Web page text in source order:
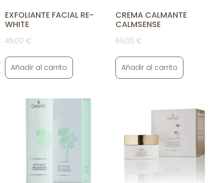
EXFOLIANTE FACIAL RE-
WHITE
45,00 €
Añadir al carrito
CREMA CALMANTE
CALMSENSE
69,00 €
Añadir al carrito